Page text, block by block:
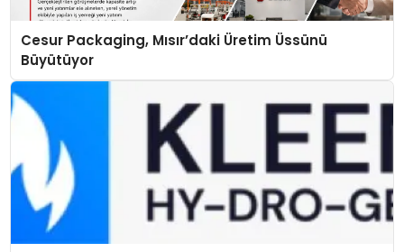
Cesur Packaging, Mısır’daki Üretim Üssünü
Büyütüyor